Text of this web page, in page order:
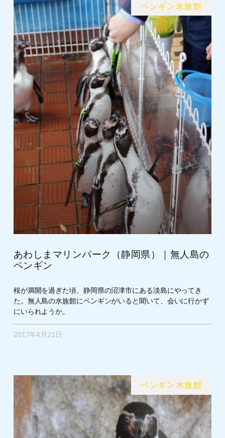
ペンギン水族館
あわしまマリンパーク（静岡県）｜無人島の
ペンギン
桜が満開を過ぎた頃、静岡県の沼津市にある淡島にやってき
た。無人島の水族館にペンギンがいると聞いて、会いに行かず
にいられようか。
2017年4月21日
ペンギン水族館